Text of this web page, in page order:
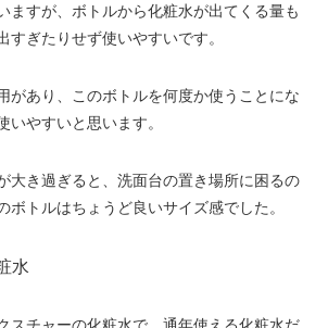
ますが、ボトルから化粧水が出てくる量も
すぎたりせず使いやすいです。
があり、このボトルを何度か使うことにな
いやすいと思います。
大き過ぎると、洗面台の置き場所に困るの
ボトルはちょうど良いサイズ感でした。
水